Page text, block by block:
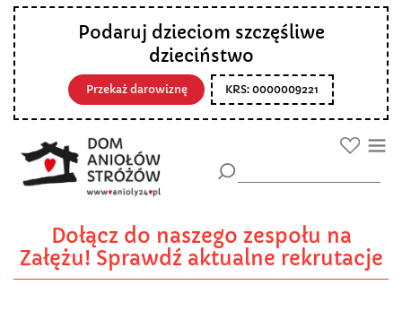
Podaruj dzieciom szczęśliwe
dzieciństwo
Przekaż darowiznę KRS: 0000009221
Dołącz do naszego zespołu na
Załężu! Sprawdź aktualne rekrutacje